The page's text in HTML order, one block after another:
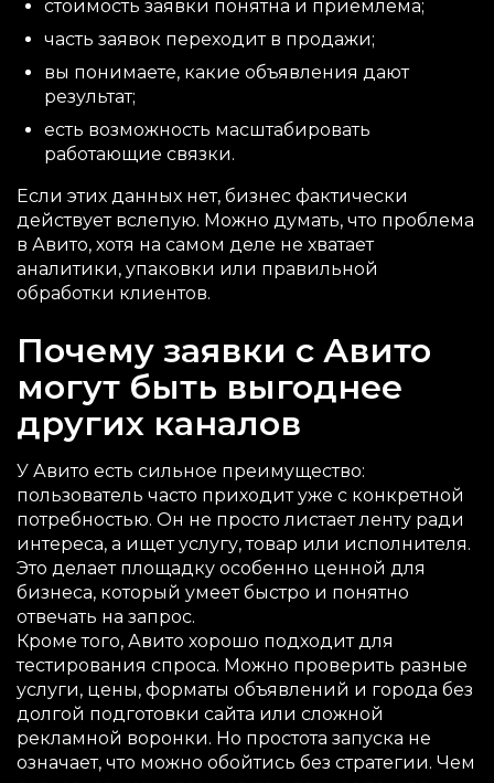
стоимость заявки понятна и приемлема;
часть заявок переходит в продажи;
вы понимаете, какие объявления дают
результат;
есть возможность масштабировать
работающие связки.
Если этих данных нет, бизнес фактически
действует вслепую. Можно думать, что проблема
в Авито, хотя на самом деле не хватает
аналитики, упаковки или правильной
обработки клиентов.
Почему заявки с Авито
могут быть выгоднее
других каналов
У Авито есть сильное преимущество:
пользователь часто приходит уже с конкретной
потребностью. Он не просто листает ленту ради
интереса, а ищет услугу, товар или исполнителя.
Это делает площадку особенно ценной для
бизнеса, который умеет быстро и понятно
отвечать на запрос.
Кроме того, Авито хорошо подходит для
тестирования спроса. Можно проверить разные
услуги, цены, форматы объявлений и города без
долгой подготовки сайта или сложной
рекламной воронки. Но простота запуска не
означает, что можно обойтись без стратегии. Чем